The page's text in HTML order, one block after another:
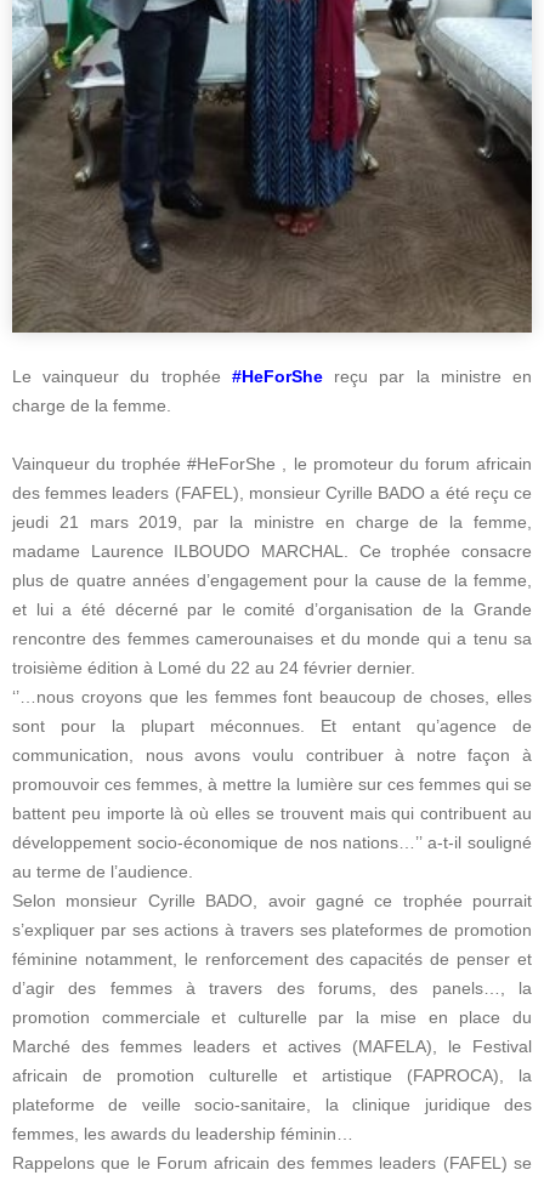
Le vainqueur du trophée #HeForShereçu par la ministre en
charge de la femme.
Vainqueur du trophée #HeForShe , le promoteur du forum africain
des femmes leaders (FAFEL), monsieur Cyrille BADO a été reçu ce
jeudi 21 mars 2019, par la ministre en charge de la femme,
madame Laurence ILBOUDO MARCHAL. Ce trophée consacre
plus de quatre années d’engagement pour la cause de la femme,
et lui a été décerné par le comité d’organisation de la Grande
rencontre des femmes camerounaises et du monde qui a tenu sa
troisième édition à Lomé du 22 au 24 février dernier.
‘’…nous croyons que les femmes font beaucoup de choses, elles
sont pour la plupart méconnues. Et entant qu’agence de
communication, nous avons voulu contribuer à notre façon à
promouvoir ces femmes, à mettre la lumière sur ces femmes qui se
battent peu importe là où elles se trouvent mais qui contribuent au
développement socio-économique de nos nations…’’ a-t-il souligné
au terme de l’audience.
Selon monsieur Cyrille BADO, avoir gagné ce trophée pourrait
s’expliquer par ses actions à travers ses plateformes de promotion
féminine notamment, le renforcement des capacités de penser et
d’agir des femmes à travers des forums, des panels…, la
promotion commerciale et culturelle par la mise en place du
Marché des femmes leaders et actives (MAFELA), le Festival
africain de promotion culturelle et artistique (FAPROCA), la
plateforme de veille socio-sanitaire, la clinique juridique des
femmes, les awards du leadership féminin…
Rappelons que le Forum africain des femmes leaders (FAFEL) se